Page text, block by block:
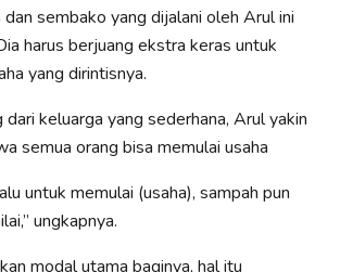
sembako yang dijalani oleh Arul ini
harus berjuang ekstra keras untuk
yang dirintisnya.
keluarga yang sederhana, Arul yakin
semua orang bisa memulai usaha
untuk memulai (usaha), sampah pun
ungkapnya.
modal utama baginya, hal itu